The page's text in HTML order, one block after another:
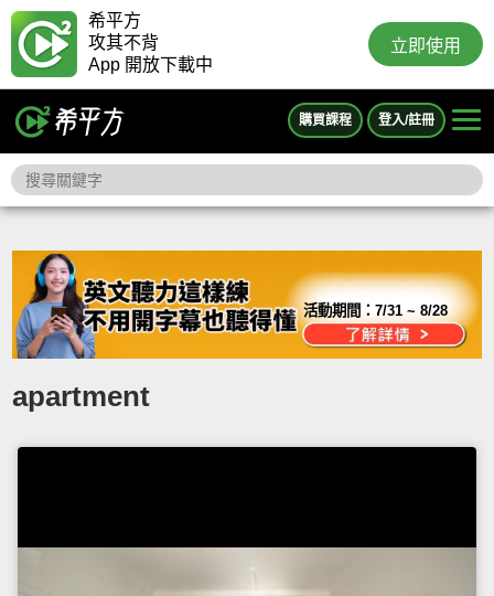
希平方
攻其不背
App 開放下載中
立即使用
購買課程 登入/註冊
活動期間：7/31 ~ 8/28
apartment